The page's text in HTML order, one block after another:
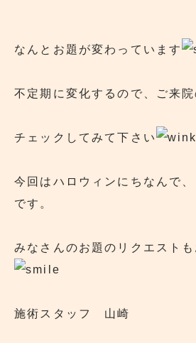
なんとお題が変わっています
不定期に変化するので、ご来院
チェックしてみて下さい
今回はハロウィンにちなんで、
です。
みなさんのお題のリクエスト
施術スタッフ 山崎